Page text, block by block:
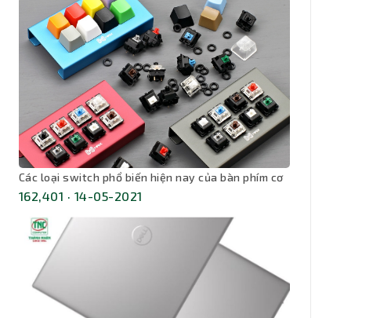
Các loại switch phổ biến hiện nay của bàn phím cơ
162,401 · 14-05-2021